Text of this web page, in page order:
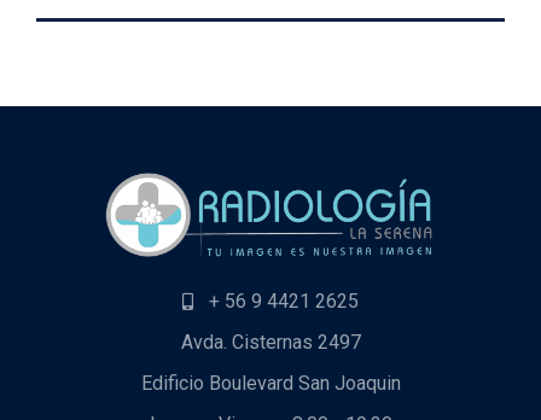
+ 56 9 4421 2625
Avda. Cisternas 2497
Edificio Boulevard San Joaquin